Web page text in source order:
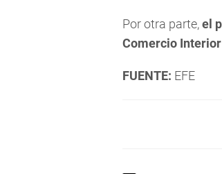
Por otra parte,el
Comercio
FUENTE: EFE